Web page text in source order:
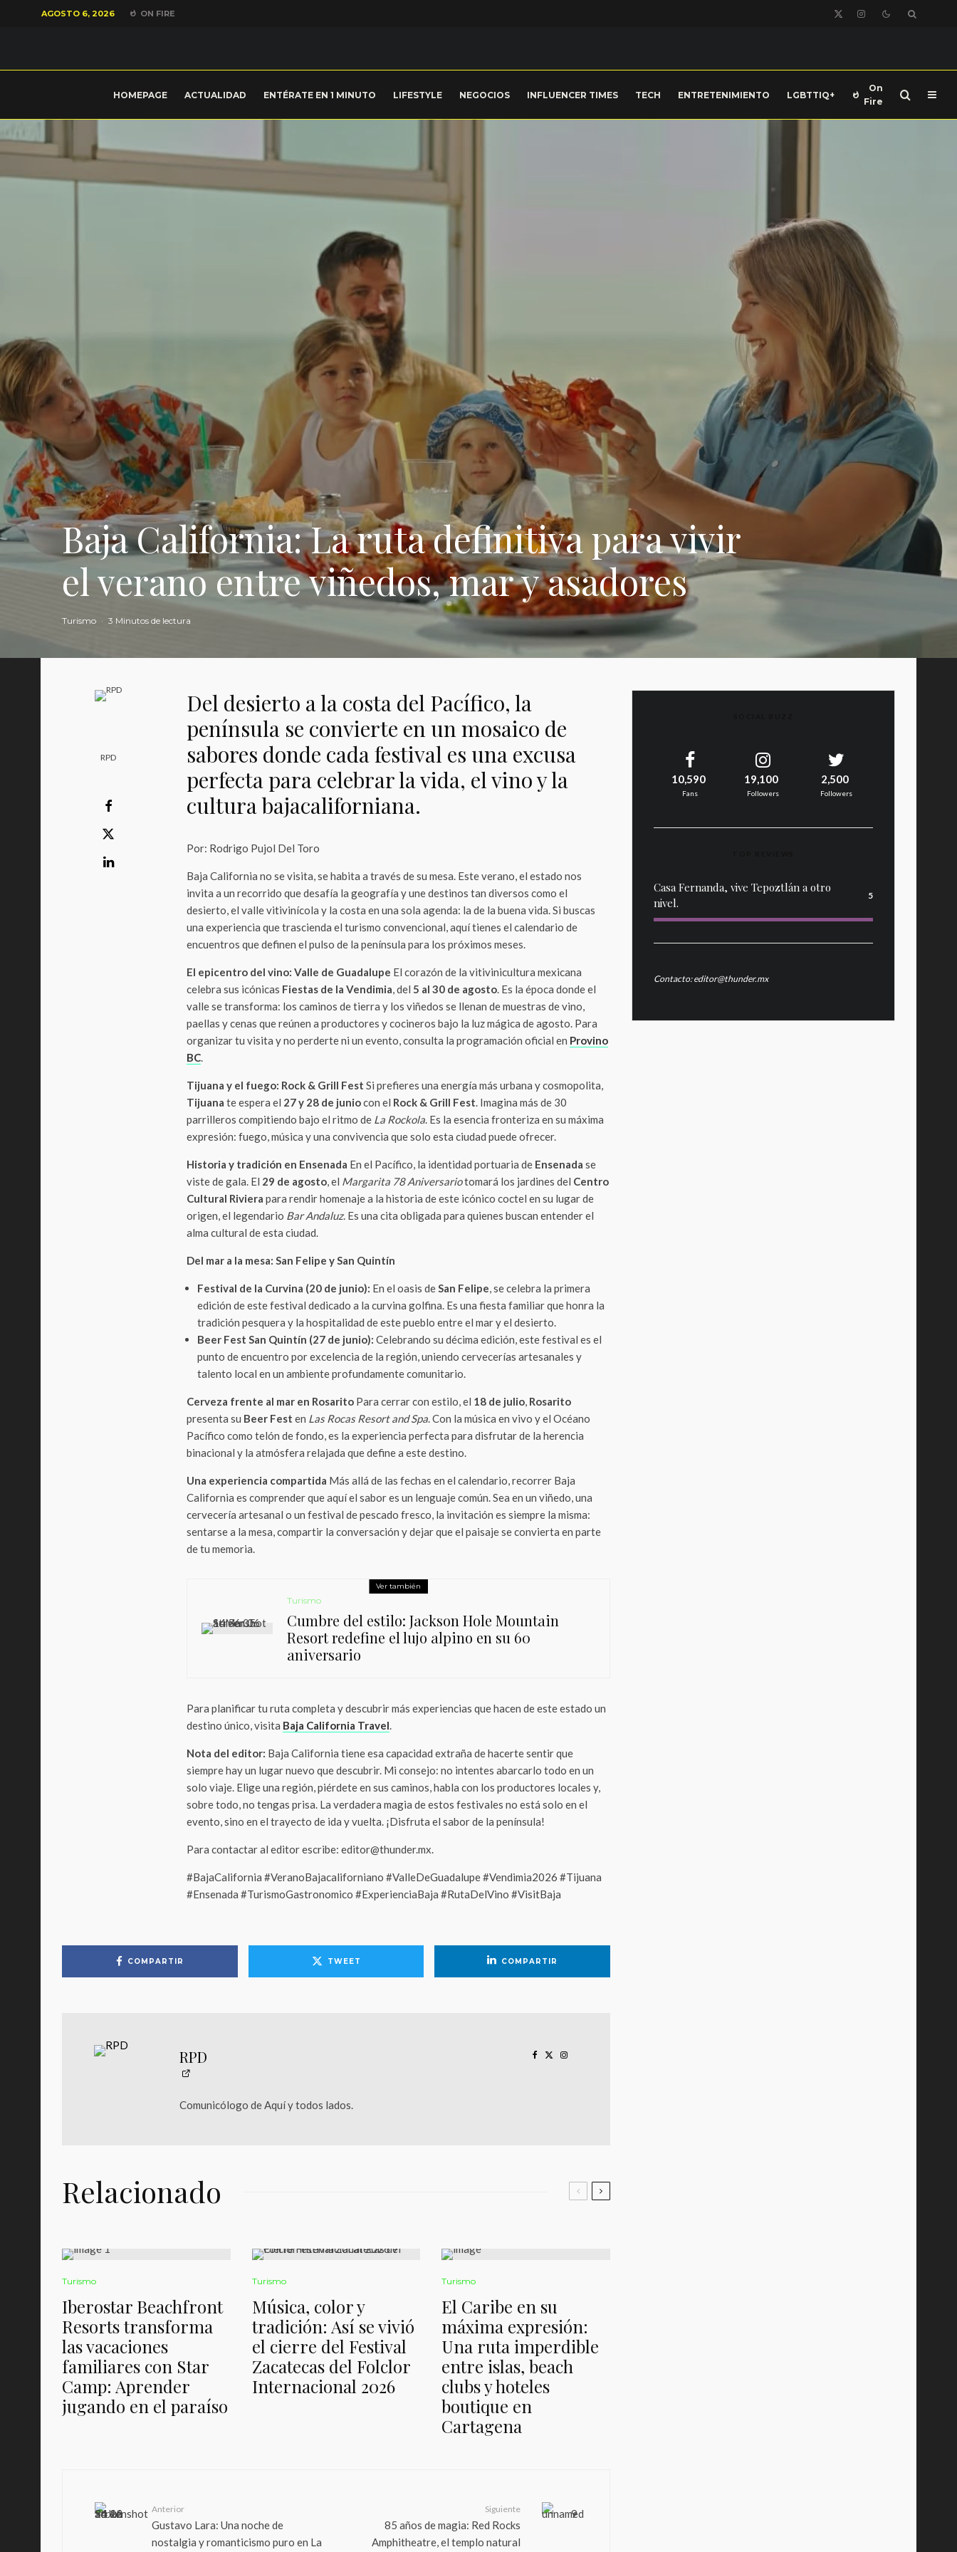
AGOSTO 6, 2026 ON FIRE
HOMEPAGE ACTUALIDAD ENTÉRATE EN 1 MINUTO LIFESTYLE NEGOCIOS INFLUENCER TIMES TECH ENTRETENIMIENTO LGBTTIQ+
On
Fire
Baja California: La ruta definitiva para vivir
el verano entre viñedos, mar y asadores
Turismo · 3 Minutos de lectura
RPD
Del desierto a la costa del Pacífico, la
península se convierte en un mosaico de
sabores donde cada festival es una excusa
perfecta para celebrar la vida, el vino y la
cultura bajacaliforniana.
Por: Rodrigo Pujol Del Toro
Baja California no se visita, se habita a través de su mesa. Este verano, el estado nos
invita a un recorrido que desafía la geografía y une destinos tan diversos como el
desierto, el valle vitivinícola y la costa en una sola agenda: la de la buena vida. Si buscas
una experiencia que trascienda el turismo convencional, aquí tienes el calendario de
encuentros que definen el pulso de la península para los próximos meses.
El epicentro del vino: Valle de Guadalupe El corazón de la vitivinicultura mexicana
celebra sus icónicas Fiestas de la Vendimia, del 5 al 30 de agosto. Es la época donde el
valle se transforma: los caminos de tierra y los viñedos se llenan de muestras de vino,
paellas y cenas que reúnen a productores y cocineros bajo la luz mágica de agosto. Para
organizar tu visita y no perderte ni un evento, consulta la programación oficial en Provino
BC.
Tijuana y el fuego: Rock & Grill Fest Si prefieres una energía más urbana y cosmopolita,
Tijuana te espera el 27 y 28 de juniocon el Rock & Grill Fest. Imagina más de 30
parrilleros compitiendo bajo el ritmo de La Rockola. Es la esencia fronteriza en su máxima
expresión: fuego, música y una convivencia que solo esta ciudad puede ofrecer.
Historia y tradición en Ensenada En el Pacífico, la identidad portuaria de Ensenada se
viste de gala. El 29 de agosto, el Margarita 78 Aniversariotomará los jardines del Centro
Cultural Riviera para rendir homenaje a la historia de este icónico coctel en su lugar de
origen, el legendario Bar Andaluz. Es una cita obligada para quienes buscan entender el
alma cultural de esta ciudad.
Del mar a la mesa: San Felipe y San Quintín
Festival de la Curvina (20 de junio): En el oasis deSan Felipe, se celebra la primera
edición de este festival dedicado a la curvina golfina. Es una fiesta familiar que honra la
tradición pesquera y la hospitalidad de este pueblo entre el mar y el desierto.
Beer Fest San Quintín (27 de junio): Celebrando su décima edición, este festival es el
punto de encuentro por excelencia de la región, uniendo cervecerías artesanales y
talento local en un ambiente profundamente comunitario.
Cerveza frente al mar en Rosarito Para cerrar con estilo, el 18 de julio, Rosarito
presenta su Beer Fest en Las Rocas Resort and Spa. Con la música en vivo y el Océano
Pacífico como telón de fondo, es la experiencia perfecta para disfrutar de la herencia
binacional y la atmósfera relajada que define a este destino.
Una experiencia compartida Más allá de las fechas en el calendario, recorrer Baja
California es comprender que aquí el sabor es un lenguaje común. Sea en un viñedo, una
cervecería artesanal o un festival de pescado fresco, la invitación es siempre la misma:
sentarse a la mesa, compartir la conversación y dejar que el paisaje se convierta en parte
de tu memoria.
Ver también
Turismo
Cumbre del estilo: Jackson Hole Mountain
Resort redefine el lujo alpino en su 60
aniversario
Para planificar tu ruta completa y descubrir más experiencias que hacen de este estado un
destino único, visita Baja California Travel.
Nota del editor: Baja California tiene esa capacidad extraña de hacerte sentir que
siempre hay un lugar nuevo que descubrir. Mi consejo: no intentes abarcarlo todo en un
solo viaje. Elige una región, piérdete en sus caminos, habla con los productores locales y,
sobre todo, no tengas prisa. La verdadera magia de estos festivales no está solo en el
evento, sino en el trayecto de ida y vuelta. ¡Disfruta el sabor de la península!
Para contactar al editor escribe: editor@thunder.mx.
#BajaCalifornia #VeranoBajacaliforniano #ValleDeGuadalupe #Vendimia2026 #Tijuana
#Ensenada #TurismoGastronomico #ExperienciaBaja #RutaDelVino #VisitBaja
COMPARTIR TWEET COMPARTIR
RPD
Comunicólogo de Aquí y todos lados.
Relacionado
Turismo
Iberostar Beachfront
Resorts transforma
las vacaciones
familiares con Star
Camp: Aprender
jugando en el paraíso
Turismo
Música, color y
tradición: Así se vivió
el cierre del Festival
Zacatecas del Folclor
Internacional 2026
Turismo
El Caribe en su
máxima expresión:
Una ruta imperdible
entre islas, beach
clubs y hoteles
boutique en
Cartagena
Anterior
Gustavo Lara: Una noche de
nostalgia y romanticismo puro en La
Siguiente
85 años de magia: Red Rocks
Amphitheatre, el templo natural
10,590
Fans
19,100
Followers
2,500
Followers
Casa Fernanda, vive Tepoztlán a otro
nivel.
5
Contacto: editor@thunder.mx